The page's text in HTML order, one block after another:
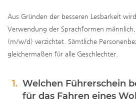
Aus Gründen der besseren Lesbarkeit
Verwendung der Sprachformen
(m/w/d) verzichtet. Sämtliche
gleichermaßen für alle Geschlechter.
1. Welchen Führerschein
für das Fahren eines